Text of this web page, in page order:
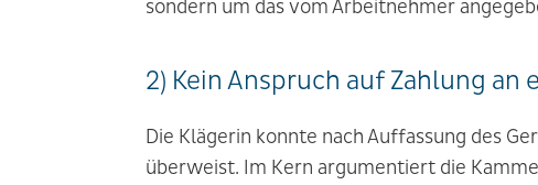
sondern um das vom Arbeitnehmer
2) Kein Anspruch auf Zahlung
Die Klägerin konnte nach Auffassung des
überweist. Im Kern argumentiert die